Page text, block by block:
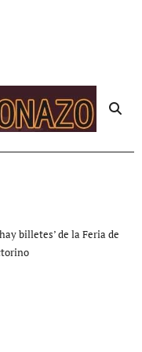
billetes’ de la Feria de